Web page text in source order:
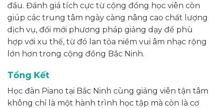
đầu. Đánh giá tích cực từ cộng đồng học viên còn
giúp các trung tâm ngày càng nâng cao chất lượng
dịch vụ, đổi mới phương pháp giảng dạy để phù
hợp với xu thế, từ đó lan tỏa niềm vui âm nhạc rộng
lớn hơn trong cộng đồng Bắc Ninh.
Tổng Kết
Học đàn Piano tại Bắc Ninh cùng giảng viên tận tâm
không chỉ là một hành trình học tập mà còn là cơ